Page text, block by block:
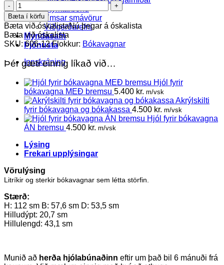
Styrktarbönd
Ýmsar smávörur
Viðgerðarefni
Myndasafn
Þjónusta
Innskráning
Halland+
bókavagn
appelsínugulur
quantity
Bæta í körfu
Bæta við óskalistaNú þegar á óskalista
Bæta við óskalista
SKU:606-12 Flokkur: Bókavagnar
Þér gæti einnig líkað við…
Hjól fyrir
bókavagna MEÐ bremsu 5.400 kr. m/vsk
Akrýlskilti
fyrir bókavagna og bókakassa 4.500 kr. m/vsk
Hjól fyrir bókavagna
ÁN bremsu 4.500 kr. m/vsk
Lýsing
Frekari upplýsingar
Vörulýsing
Litríkir og sterkir bókavagnar sem létta störfin.
Stærð:
H: 112 sm B: 57,6 sm D: 53,5 sm
Hilludýpt: 20,7 sm
Hillulengd: 43,1 sm
Munið að herða hjólabúnaðinn eftir um það bil 6 mánuði frá